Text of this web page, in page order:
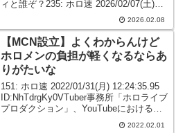
ィと誰ぞ？235: ホロ速 2026/02/07(土)
00:00:51.61 ID:Vr92rgWE0>>233このシ
2026.02.08
【MCN設立】よくわからんけど
ホロメンの負担が軽くなるならあ
りがたいな
151: ホロ速 2022/01/31(月) 12:24:35.95
ID:NhTdrgKy0VTuber事務所「ホロライブ
プロダクション」、YouTubeにおける
「MCN」設立のお知らせ172: ホロ速2022.02.01